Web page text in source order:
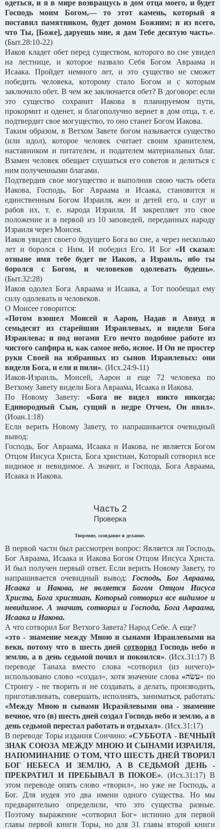
одеться, и я в мире возвращусь в дом отца моего, и будет
Господь моим Богом,— то этот камень, который я
поставил памятником, будет домом Божиим; и из всего,
что Ты, [Боже], даруешь мне, я дам Тебе десятую часть».
(Быт.28:10-22)
Иаков кладет обет перед существом, которого во сне увидел
на лестнице, и которое назвало Себя Богом Авраама и
Исаака. Пройдет немного лет, и это существо не сможет
победить человека, которому стало Богом и с которым
заключило обет. В чем же заключается обет? В договоре: если
это существо сохранит Иакова в планируемом пути,
прокормит и оденет, и благополучно вернет в дом отца, т. е.
подтвердит свое могущество, то оно станет Богом Иакова.
Таким образом, в Ветхом Завете богом называется существо
(или идол), которое человек считает своим хранителем,
наставником и питателем, и подателем материальных благ.
Взамен человек обещает слушаться его советов и делиться с
ним полученными благами.
Подтвердив свое могущество и выполнив свою часть обета
Иакова, Господь, Бог Авраама и Исаака, становится и
единственным Богом Израиля, жен и детей его, и слуг и
рабов их, т. е. народа Израиля. И закрепляет это свое
положение и в первой из 10 заповедей, переданных народу
Израиля через Моисея.
Иаков увидел своего будущего Бога во сне, а через несколько
лет и боролся с Ним. И победил Его. И Бог «И сказал:
отныне имя тебе будет не Иаков, а Израиль, ибо ты
боролся с Богом, и человеков одолевать будешь».
(Быт.32:28)
Иаков одолел Бога Авраама и Исаака, а Тот пообещал ему
силу одолевать и человеков.
О Моисее говорится:
«Потом взошел Моисей и Аарон, Надав и Авиуд и
семьдесят из старейшин Израилевых, и видели Бога
Израилева; и под ногами Его нечто подобное работе из
чистого сапфира и, как самое небо, ясное. И Он не простер
руки Своей на избранных из сынов Израилевых: они
видели Бога, и ели и пили». (Исх.24:9-11)
Иаков-Израиль, Моисей, Аарон и еще 72 человека по
Ветхому Завету видели Бога Авраама, Исаака и Иакова.
По Новому Завету: «Бога не видел никто никогда;
Единородный Сын, сущий в недре Отчем, Он явил».
(Иоан.1:18)
Если верить Новому Завету, то напрашивается очевидный
вывод:
Господь, Бог Авраама, Исаака и Иакова, не является Богом
Отцом Иисуса Христа, Бога христиан, Который сотворил все
видимое и невидимое. А значит, и Господа, Бога Авраама,
Исаака и Иакова.
Часть 2
Проверка
Творение, созидание и делание.
В первой части был рассмотрен вопрос: Является ли Господь,
Бог Авраама, Исаака и Иакова Богом Отцом Иисуса Христа.
И был получен первый ответ. Если верить Новому Завету, то
напрашивается очевидный вывод: Господь, Бог Авраама,
Исаака и Иакова, не является Богом Отцом Иисуса
Христа, Бога христиан, Который сотворил все видимое и
невидимое. А значит, сотворил и Господа, Бога Авраама,
Исаака и Иакова.
А что сотворил Бог Ветхого Завета? Народ Себе. А еще?
«это - знамение между Мною и сынами Израилевыми на
веки, потому что в шесть днейсотворил Господь небо и
землю, а в день седьмой почил и покоился». (Исх.31:17) В
переводе Танаха вместо слова «сотворил (из ничего)»
использовано слово «создал», хотя значение слова «עשׂה» по
Стронгу - не творить и не создавать, а делать, производить,
приготавливать, совершать, исполнять, заниматься, работать:
«Между Мною и сынами Исраэйлевыми она - знамение
вечное, что (в) шесть дней создал Господь небо и землю, а в
день седьмой перестал работать и отдыхал». (Исх.31:17)
В переводе Торы издания Сончино: «СУББОТА - ВЕЧНЫЙ
ЗНАК СОЮЗА МЕЖДУ МНОЮ И СЫНАМИ ИЗРАИЛЯ,
НАПОМИНАНИЕ О ТОМ, ЧТО ШЕСТЬ ДНЕЙ ТВОРИЛ
БОГ НЕБЕСА И ЗЕМЛЮ, А В СЕДЬМОЙ ДЕНЬ -
ПРЕКРАТИЛ И ПРЕБЫВАЛ В ПОКОЕ». (Исх.31:17) В
этом переводе опять слово «творил», но уже не Господь, а
Бог. Для иудея это два имени одного существа. Но мы
предварительно определили, что это существа разные.
Поэтому выражение «сотворил Бог» истинно для первой
главы первой книги Торы, но для 31 главы второй книги